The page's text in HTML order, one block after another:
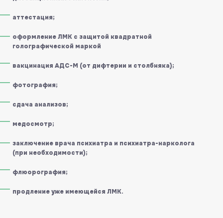
аттестация;
оформление ЛМК с защитой квадратной
голографической маркой
вакцинация АДС-М (от дифтерии и столбняка);
фотография;
сдача анализов;
медосмотр;
заключение врача психиатра и психиатра-нарколога
(при необходимости);
флюорография;
продление уже имеющейся ЛМК.